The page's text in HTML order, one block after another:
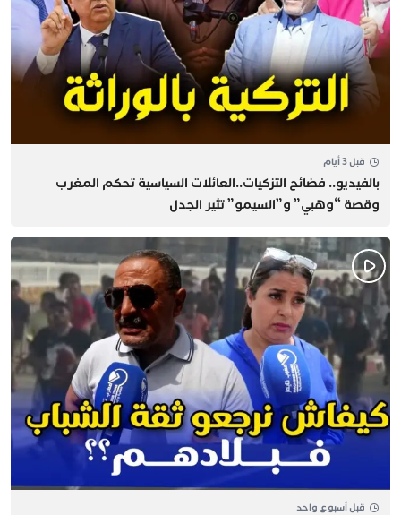
قبل 3 أيام
بالفيديو.. فضائح التزكيات..العائلات السياسية تحكم المغرب
وقصة “وهبي” و”السيمو” تثير الجدل
قبل أسبوع واحد